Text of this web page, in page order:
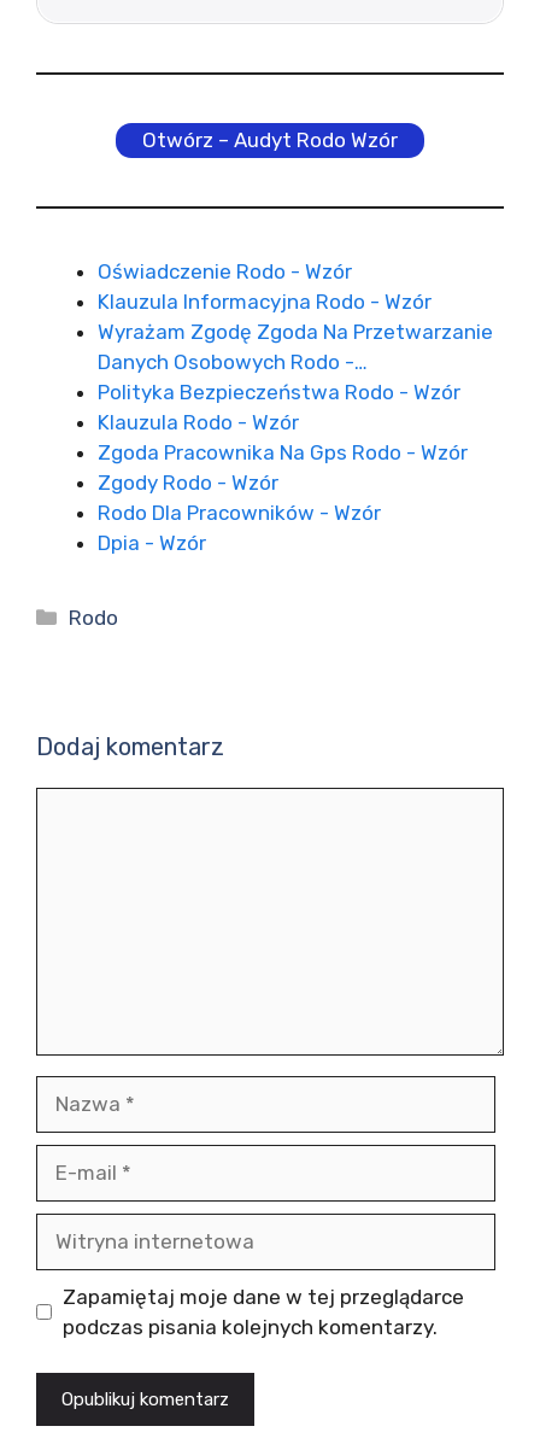
Otwórz – Audyt Rodo Wzór
Oświadczenie Rodo - Wzór
Klauzula Informacyjna Rodo - Wzór
Wyrażam Zgodę Zgoda Na Przetwarzanie
Danych Osobowych Rodo -…
Polityka Bezpieczeństwa Rodo - Wzór
Klauzula Rodo - Wzór
Zgoda Pracownika Na Gps Rodo - Wzór
Zgody Rodo - Wzór
Rodo Dla Pracowników - Wzór
Dpia - Wzór
Kategorie
Rodo
Dodaj komentarz
mail
internetowa
Zapamiętaj moje dane w tej przeglądarce
podczas pisania kolejnych komentarzy.